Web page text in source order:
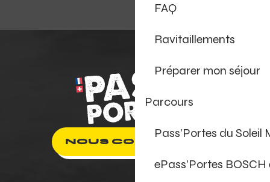
FAQ
Ravitaillements
Préparer mon séjour
Parcours
Pass'Portes du Soleil
ePass'Portes
NOUS CONTACTER